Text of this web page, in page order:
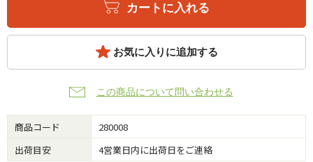
カートに入れる
お気に入りに追加する
この商品について問い合わせる
商品コード
280008
出荷目安
4営業日内に出荷日をご連絡